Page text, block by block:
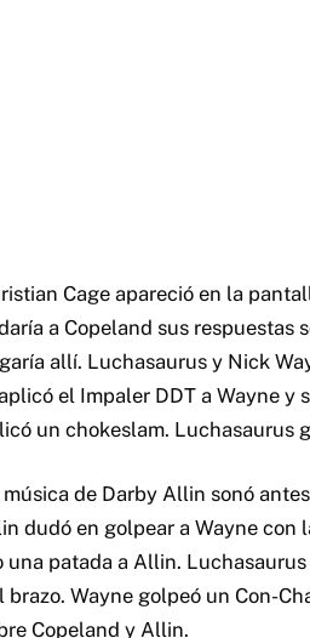
Cage apareció en la
a Copeland sus respuestas
allí. Luchasaurus y Nick
el Impaler DDT a Wayne y
un chokeslam. Luchasaurus
música de Darby Allin sonó
dudó en golpear a Wayne con
una patada a Allin.
brazo. Wayne golpeó un Con-
Copeland y Allin.